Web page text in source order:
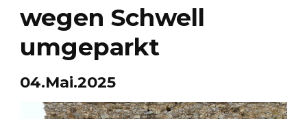
wegen Schwell
umgeparkt
04.Mai.2025